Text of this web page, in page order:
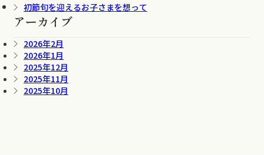
初節句を迎えるお子さまを想って
アーカイブ
2026年2月
2026年1月
2025年12月
2025年11月
2025年10月